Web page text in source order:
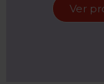
Ver